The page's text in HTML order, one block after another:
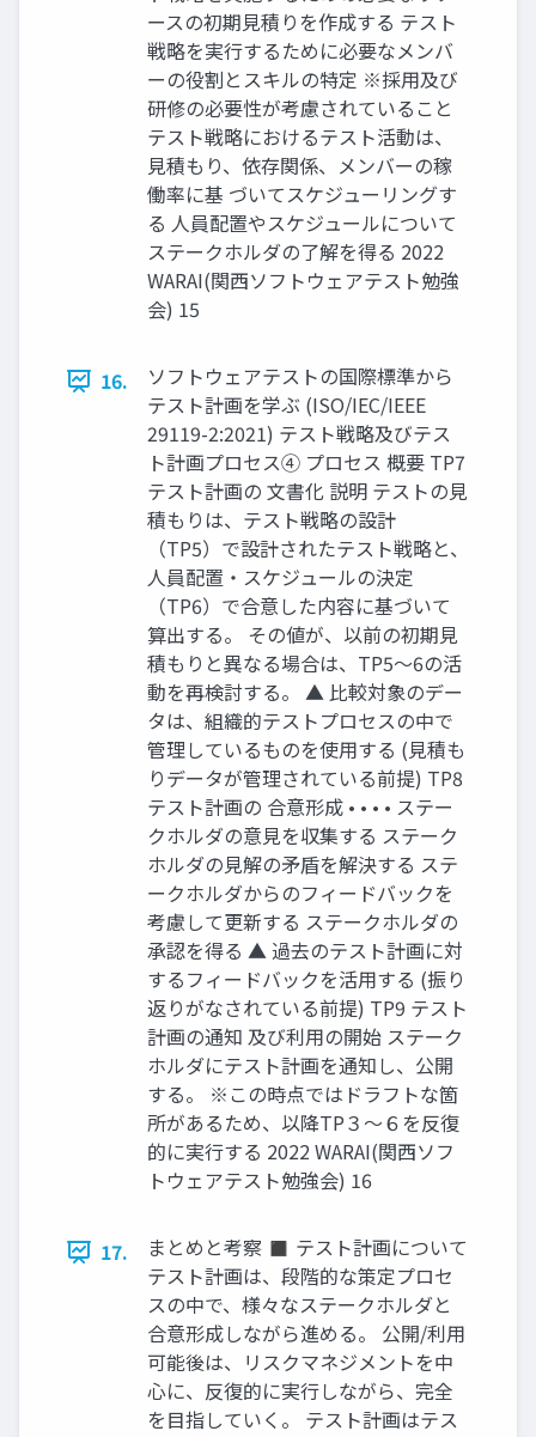
ースの初期見積りを作成する テスト
戦略を実行するために必要なメンバ
ーの役割とスキルの特定 ※採用及び
研修の必要性が考慮されていること
テスト戦略におけるテスト活動は、
見積もり、依存関係、メンバーの稼
働率に基 づいてスケジューリングす
る 人員配置やスケジュールについて
ステークホルダの了解を得る 2022
WARAI(関西ソフトウェアテスト勉強
会) 15
16.
ソフトウェアテストの国際標準から
テスト計画を学ぶ (ISO/IEC/IEEE
29119-2:2021) テスト戦略及びテス
ト計画プロセス④ プロセス 概要 TP7
テスト計画の 文書化 説明 テストの見
積もりは、テスト戦略の設計
（TP5）で設計されたテスト戦略と、
人員配置・スケジュールの決定
（TP6）で合意した内容に基づいて
算出する。 その値が、以前の初期見
積もりと異なる場合は、TP5～6の活
動を再検討する。 ▲ 比較対象のデー
タは、組織的テストプロセスの中で
管理しているものを使用する (見積も
りデータが管理されている前提) TP8
テスト計画の 合意形成 • • • • ステー
クホルダの意見を収集する ステーク
ホルダの見解の矛盾を解決する ステ
ークホルダからのフィードバックを
考慮して更新する ステークホルダの
承認を得る ▲ 過去のテスト計画に対
するフィードバックを活用する (振り
返りがなされている前提) TP9 テスト
計画の通知 及び利用の開始 ステーク
ホルダにテスト計画を通知し、公開
する。 ※この時点ではドラフトな箇
所があるため、以降TP３～６を反復
的に実行する 2022 WARAI(関西ソフ
トウェアテスト勉強会) 16
17.
まとめと考察 ◼ テスト計画について
テスト計画は、段階的な策定プロセ
スの中で、様々なステークホルダと
合意形成しながら進める。 公開/利用
可能後は、リスクマネジメントを中
心に、反復的に実行しながら、完全
を目指していく。 テスト計画はテス